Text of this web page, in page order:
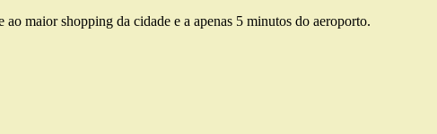
maior shopping da cidade e a apenas 5 minutos do aeroporto.